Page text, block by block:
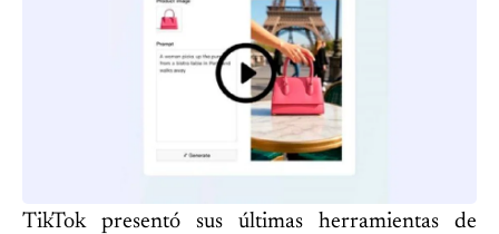
TikTok presentó sus últimas herramientas de